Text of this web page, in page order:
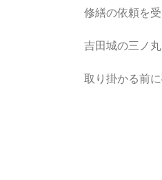
修繕の依頼を
吉田城の三ノ
取り掛かる前